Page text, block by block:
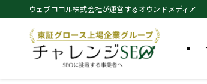
ウェブココル株式会社が運営するオウンドメディア